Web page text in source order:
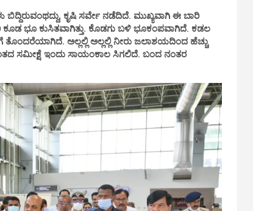
ಕೃಷಿ ಸರ್ವೇ ನಡೆದಿದೆ. ಮುಖ್ಯವಾಗಿ ಈ ಬಾರಿ
ಭೂ ಕುಸಿತವಾಗಿತ್ತು. ಕೊಡಗು ಬಳಿ ಭೂಕಂಪವಾಗಿದೆ. ಕಡಲ
ಅಲ್ಲಲ್ಲಿ ಅಲ್ಲಲ್ಲಿ ನೀರು ಜಲಾಶಯದಿಂದ ಹೆಚ್ಚು
ಸಮೀಕ್ಷೆ ಇಂದು ಸಾಯಂಕಾಲ ಸಿಗಲಿದೆ. ಬಂದ ನಂತರ